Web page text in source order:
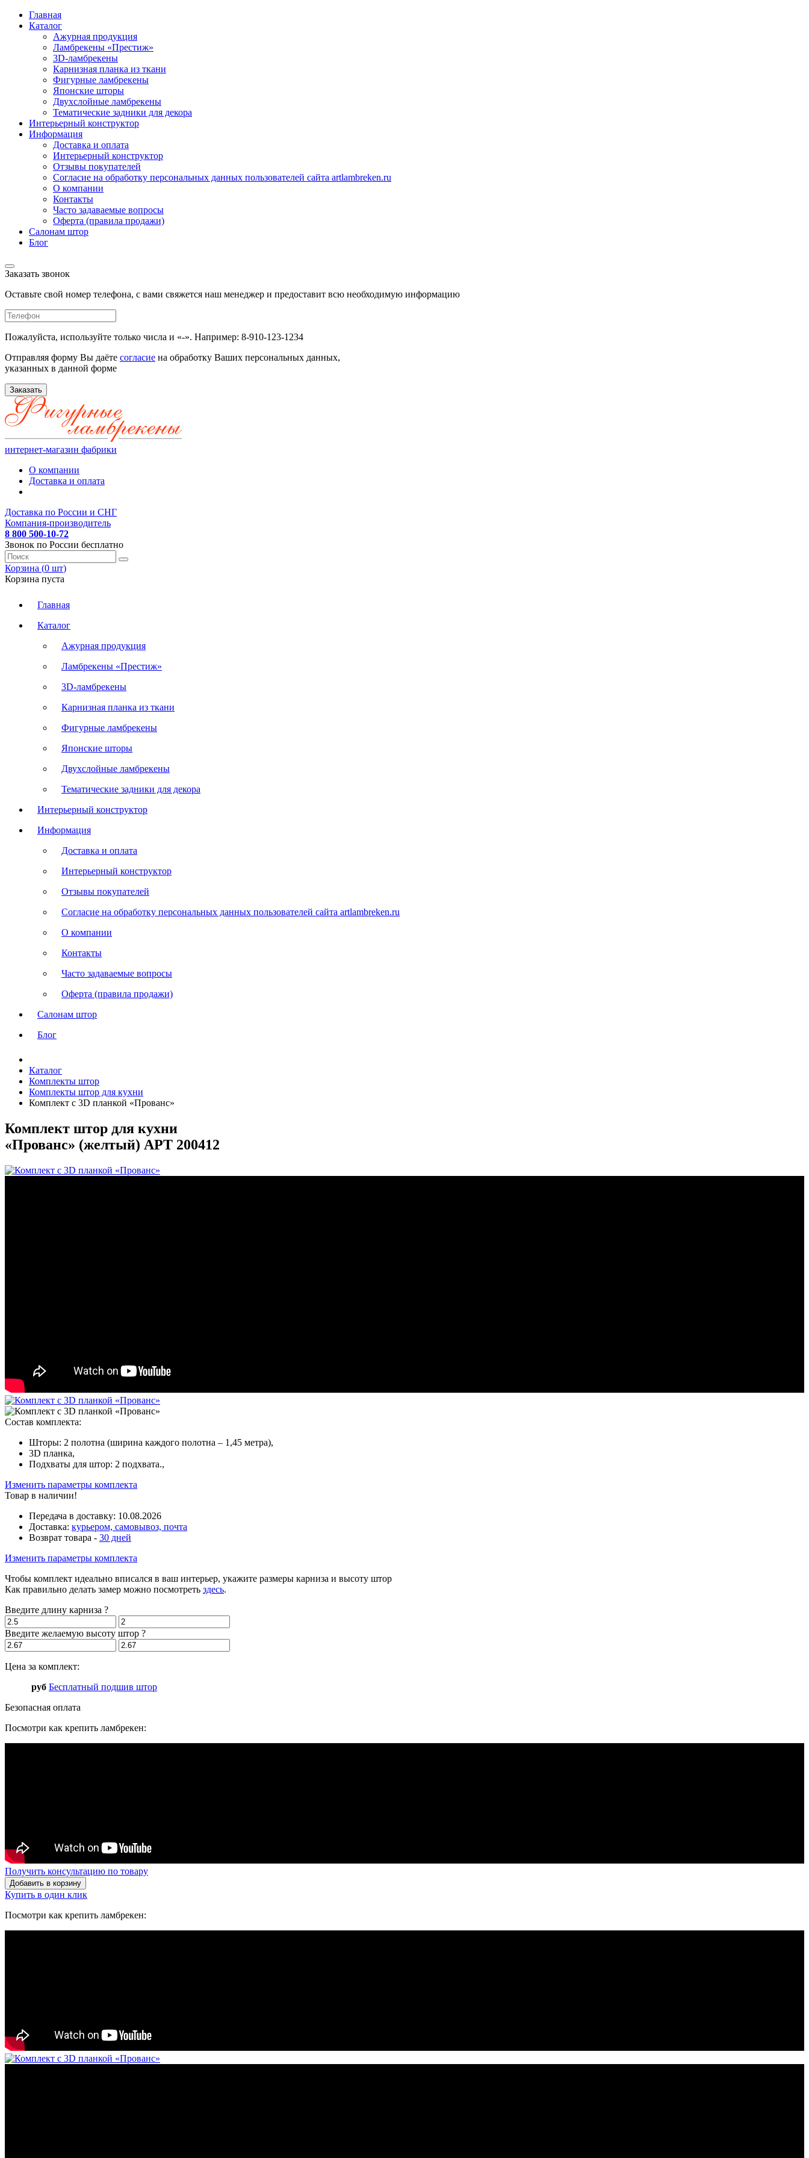
Главная
Каталог
Ажурная продукция
Ламбрекены «Престиж»
3D-ламбрекены
Карнизная планка из ткани
Фигурные ламбрекены
Японские шторы
Двухслойные ламбрекены
Тематические задники для декора
Интерьерный конструктор
Информация
Доставка и оплата
Интерьерный конструктор
Отзывы покупателей
Согласие на обработку персональных данных пользователей сайта artlambreken.ru
О компании
Контакты
Часто задаваемые вопросы
Оферта (правила продажи)
Салонам штор
Блог
Заказать звонок
Оставьте свой номер телефона, с вами свяжется наш менеджер и предоставит всю необходимую информацию
Пожалуйста, используйте только числа и «-». Например: 8-910-123-1234
Отправляя форму Вы даёте согласие на обработку Ваших персональных данных,
указанных в данной форме
Заказать
интернет-магазин фабрики
О компании
Доставка и оплата
Доставка по России и СНГ
Компания-производитель
8 800 500-10-72
Звонок по России бесплатно
Корзина (0 шт)
Корзина пуста
Главная
Каталог
Ажурная продукция
Ламбрекены «Престиж»
3D-ламбрекены
Карнизная планка из ткани
Фигурные ламбрекены
Японские шторы
Двухслойные ламбрекены
Тематические задники для декора
Интерьерный конструктор
Информация
Доставка и оплата
Интерьерный конструктор
Отзывы покупателей
Согласие на обработку персональных данных пользователей сайта artlambreken.ru
О компании
Контакты
Часто задаваемые вопросы
Оферта (правила продажи)
Салонам штор
Блог
Каталог
Комплекты штор
Комплекты штор для кухни
Комплект с 3D планкой «Прованс»
Комплект штор для кухни
«Прованс» (желтый) АРТ 200412
Состав комплекта:
Шторы: 2 полотна (ширина каждого полотна – 1,45 метра),
3D планка,
Подхваты для штор: 2 подхвата.,
Изменить параметры комплекта
Товар в наличии!
Передача в доставку: 10.08.2026
Доставка: курьером, самовывоз, почта
Возврат товара - 30 дней
Изменить параметры комплекта
Чтобы комплект идеально вписался в ваш интерьер, укажите размеры карниза и высоту штор
Как правильно делать замер можно посмотреть здесь.
Введите длину карниза ?
Введите желаемую высоту штор ?
Цена за комплект:
руб Бесплатный подшив штор
Безопасная оплата
Посмотри как крепить ламбрекен:
Получить консультацию по товару
Добавить в корзину
Купить в один клик
Посмотри как крепить ламбрекен: